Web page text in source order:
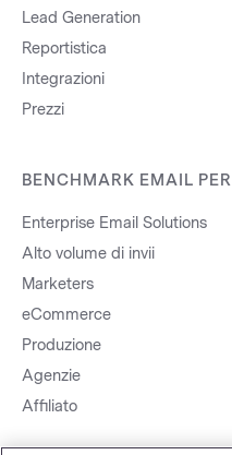
Lead Generation
Reportistica
Integrazioni
Prezzi
BENCHMARK EMAIL PER
Enterprise Email Solutions
Alto volume di invii
Marketers
eCommerce
Produzione
Agenzie
Affiliato